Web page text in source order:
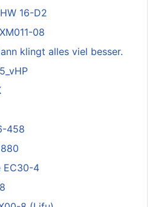
16-D2
08
klingt alles viel besser.
458
EC30-4